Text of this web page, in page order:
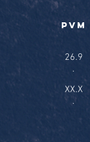
pvm
26.9
.
XX.X
.